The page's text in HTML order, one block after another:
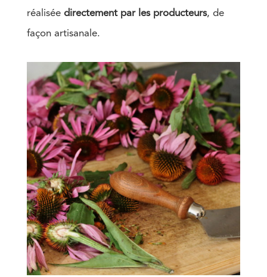
réaliséedirectement par les producteurs, de
façon artisanale.